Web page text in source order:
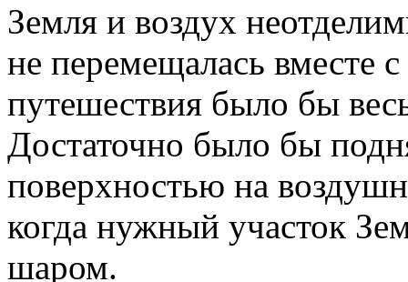
Земля и воздух
не перемещалась вместе
путешествия было бы
Достаточно было бы
поверхностью на
когда нужный участок
шаром.